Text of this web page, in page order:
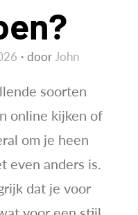
door John
soorten
online kijken of
om je heen
even anders is.
dat je voor